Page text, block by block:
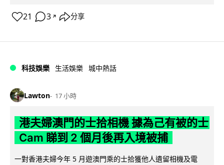
21 3 ↗ 分享
科技娛樂 生活娛樂 城中熱話
Lawton 17 小時
港夫婦澳門的士拾相機 據為己有被的士
Cam 睇到 2 個月後再入境被捕
一對香港夫婦今年 5 月遊澳門乘的士拾獲他人遺留相機及電